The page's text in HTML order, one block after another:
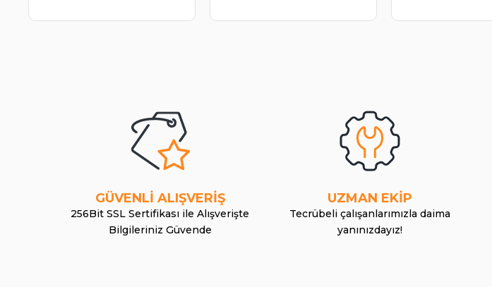
GÜVENLİ ALIŞVERİŞ
256Bit SSL Sertifikası ile Alışverişte
Bilgileriniz Güvende
UZMAN EKİP
Tecrübeli çalışanlarımızla daima
yanınızdayız!